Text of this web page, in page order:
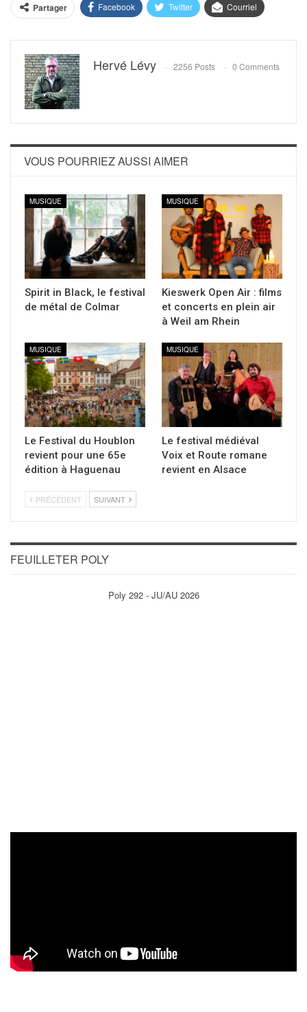
Partager Facebook Twitter Courriel
Hervé Lévy 2256 Posts 0 Comments
VOUS POURRIEZ AUSSI AIMER
MUSIQUE
Spirit in Black, le festival
de métal de Colmar
MUSIQUE
Kieswerk Open Air : films
et concerts en plein air
à Weil am Rhein
MUSIQUE
Le Festival du Houblon
revient pour une 65e
édition à Haguenau
MUSIQUE
Le festival médiéval
Voix et Route romane
revient en Alsace
PRÉCÉDENT SUIVANT
FEUILLETER POLY
Poly 292 - JU/AU 2026